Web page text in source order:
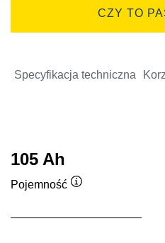
CZY TO
Specyfikacja techniczna
105 Ah
Pojemność